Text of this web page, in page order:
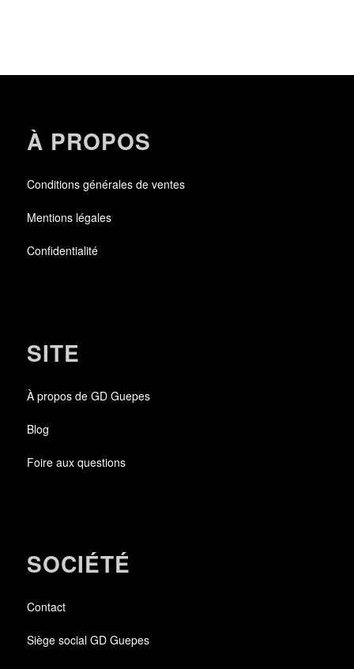
À PROPOS
Conditions générales de ventes
Mentions légales
Confidentialité
SITE
À propos de GD Guepes
Blog
Foire aux questions
SOCIÉTÉ
Contact
Siège social GD Guepes